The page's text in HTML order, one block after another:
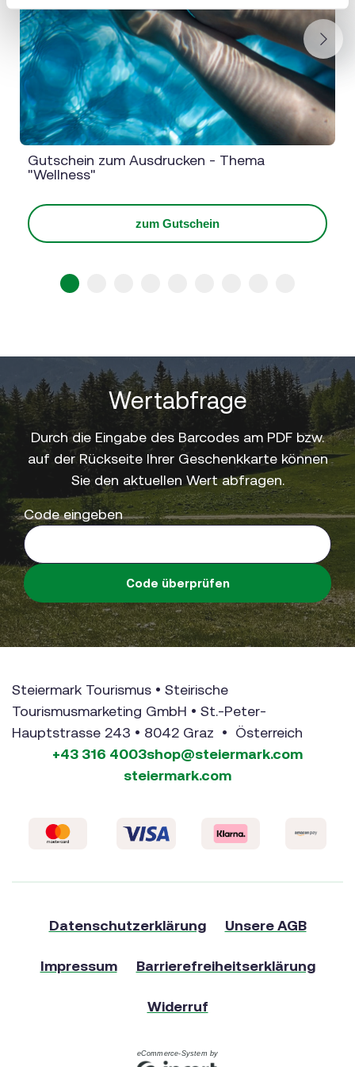
Gutschein zum Ausdrucken - Thema
"Wellness"
zum Gutschein
Next
Wertabfrage
Durch die Eingabe des Barcodes am PDF bzw.
auf der Rückseite Ihrer Geschenkkarte können
Sie den aktuellen Wert abfragen.
Code eingeben
Code überprüfen
Steiermark Tourismus • Steirische
Tourismusmarketing GmbH • St.-Peter-
Hauptstrasse 243 • 8042 Graz • Österreich
+43 316 4003shop@steiermark.com
steiermark.com
Datenschutzerklärung Unsere AGB
Impressum Barrierefreiheitserklärung
Widerruf
eCommerce-System by